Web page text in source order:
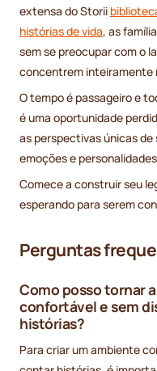
extensa do Storii
histórias de vida, as
sem se preocupar com o
concentrem inteiramente
O tempo é passageiro e
é uma oportunidade
as perspectivas únicas
emoções e
Comece a construir seu
esperando para serem
Perguntas
Como posso tornar
confortável e sem
histórias?
Para criar um ambiente